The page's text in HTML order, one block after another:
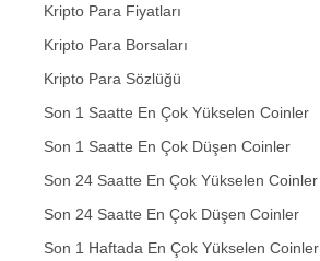
Kripto Para Fiyatları
Kripto Para Borsaları
Kripto Para Sözlüğü
Son 1 Saatte En Çok Yükselen Coinler
Son 1 Saatte En Çok Düşen Coinler
Son 24 Saatte En Çok Yükselen Coinler
Son 24 Saatte En Çok Düşen Coinler
Son 1 Haftada En Çok Yükselen Coinler